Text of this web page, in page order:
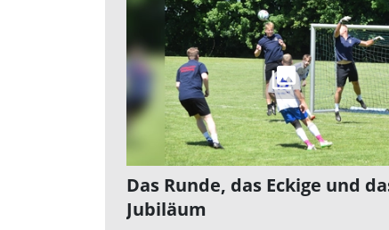
Das Runde, das Eckige und
Jubiläum